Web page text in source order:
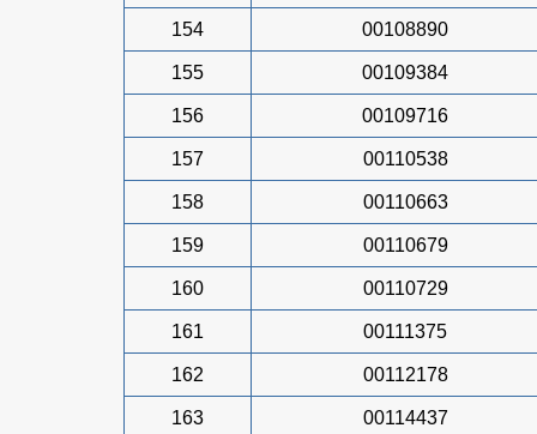
154 00108890
155 00109384
156 00109716
157 00110538
158 00110663
159 00110679
160 00110729
161 00111375
162 00112178
163 00114437